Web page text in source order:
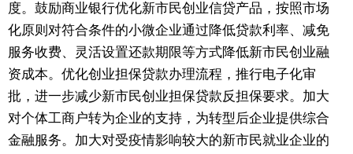
度。鼓励商业银行优化新市民创业信贷产品，按照市场
化原则对符合条件的小微企业通过降低贷款利率、减免
服务收费、灵活设置还款期限等方式降低新市民创业融
资成本。优化创业担保贷款办理流程，推行电子化审
批，进一步减少新市民创业担保贷款反担保要求。加大
对个体工商户转为企业的支持，为转型后企业提供综合
金融服务。加大对受疫情影响较大的新市民就业企业的